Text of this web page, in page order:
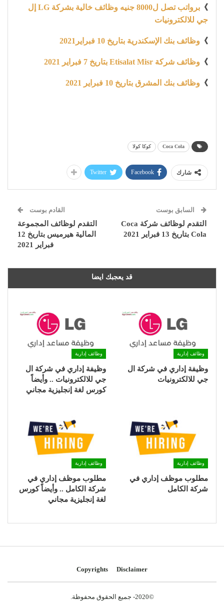
》
برواتب تصل ل8000 جنيه وظائف خالية بشركة LG إل
جي للالكترونيات
》 وظائف بنك الإسكندرية بتاريخ 10 فبراير2021
》 وظائف شركة Etisalat Misr بتاريخ 7 فبراير 2021
》 وظائف بنك المشرق بتاريخ 10 فبراير 2021
Coca Cola كوكا كولا
شارك Facebook
Twitter
السابق بوست
التقدم لوظائف شركة Coca
Cola بتاريخ 13 فبراير 2021
القادم بوست
التقدم لوظائف المجموعة
المالية هيرميس بتاريخ 12
فبراير 2021
قد يعجبك ايضا
وظائف إدارية
وظيفة إداري في شركة ال
جي للالكترونيات
وظائف إدارية
وظيفة إداري في شركة ال
جي للالكترونيات .. وأيضاً
كورس لغة إنجليزية مجاني
وظائف إدارية
مطلوب موظف إداري في
شركة الكامل
وظائف إدارية
مطلوب موظف إداري في
شركة الكامل .. وأيضاً كورس
لغة إنجليزية مجاني
Disclaimer
Copyrights
©2020- جميع الحقوق محفوظة.